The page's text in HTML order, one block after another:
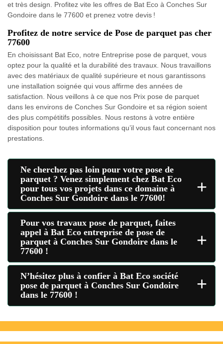
et très design. Profitez vite les offres de Bat Eco à Conches Sur
Gondoire dans le 77600 et prenez votre devis !
Profitez de notre service de Pose de parquet pas cher
77600
En choisissant Bat Eco, notre Entreprise pose de parquet, vous
optez pour la qualité et la durabilité des travaux. Nous travaillons
avec des matériaux de qualité supérieure et nous garantissons
une installation soignée qui vous affirme des années de
satisfaction. Nous veillons à ce que nos Prix pose de parquet
dans les environs de Conches Sur Gondoire et sa région soient
des plus compétitifs possibles. Nous restons à votre entière
disposition pour toutes informations qu’il vous faut concernant nos
prestations.
Ne cherchez pas loin pour votre pose de
parquet ? Venez simplement chez Bat Eco
pour tous vos projets dans ce domaine à
Conches Sur Gondoire dans le 77600!
+
Pour vos travaux pose de parquet, faites
appel à Bat Eco entreprise de pose de
parquet à Conches Sur Gondoire dans le
77600 !
+
N’hésitez plus à confier à Bat Eco société
pose de parquet à Conches Sur Gondoire
dans le 77600 !
+